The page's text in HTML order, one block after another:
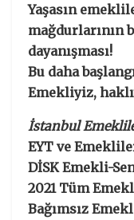
Yaşasın
mağdurlarının
dayanışması!
Bu daha
Emekliyiz,
İstanbul
EYT ve
DİSK Emekli-
2021 Tüm
Bağımsız